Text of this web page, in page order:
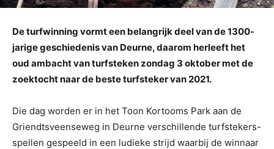
De turfwinning vormt een belangrijk deel van de 1300-
jarige geschiedenis van Deurne, daarom herleeft het
oud ambacht van turfsteken zondag 3 oktober met de
zoektocht naar de beste turfsteker van 2021.
Die dag worden er in het Toon Kortooms Park aan de
Griendtsveenseweg in Deurne verschillende turfstekers-
spellen gespeeld in een ludieke strijd waarbij de winnaar